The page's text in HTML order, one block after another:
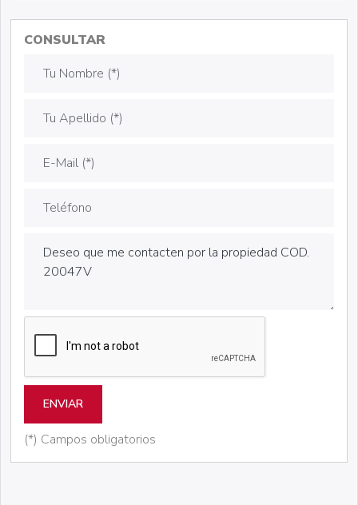
CONSULTAR
ENVIAR
(*) Campos obligatorios